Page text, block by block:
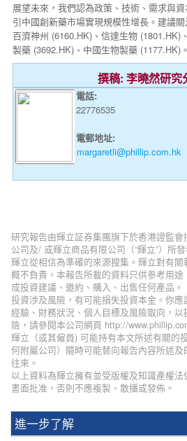
展望未來，我們認為政策、技術、需求與
引中國創新藥市場實現規模性增長。建議
百濟神州 (6160.HK)、信達生物 (1801.HK)
製藥 (3692.HK)、中國生物製藥 (1177.HK)。
撰稿: 李曉然研究
電話:
22776535
電郵地址:
margaretli@phillip.com.hk
研究報告由輝立証券集團旗下於香港證監
公司及/ 或輝立商品有限公司（“輝立”）所
輝立從相信為準確的來源搜集。輝立對有
概不負責。本報告所載的資料只供参考用
成投資建議、邀約、購入、出售任何產品。
投資涉及風險，有可能損失投資本金。你
經驗、財務狀況、個人目標及風險取向，
險，請參閱本公司網頁 http://
輝立（或其僱員) 可能持有本文所述有關的
何附屬公司）隨時可能替向報告內容所述
往來。
以上資料為輝立擁有並受版權及知識產權
書面批准，否則不應複製、散播或發佈。
進一步了解